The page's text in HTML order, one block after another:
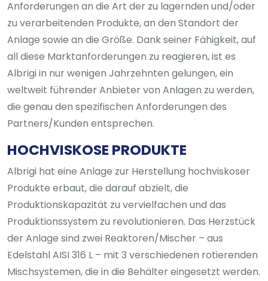
Anforderungen an die Art der zu lagernden und/oder
zu verarbeitenden Produkte, an den Standort der
Anlage sowie an die Größe. Dank seiner Fähigkeit, auf
all diese Marktanforderungen zu reagieren, ist es
Albrigi in nur wenigen Jahrzehnten gelungen, ein
weltweit führender Anbieter von Anlagen zu werden,
die genau den spezifischen Anforderungen des
Partners/Kunden entsprechen.
HOCHVISKOSE PRODUKTE
Albrigi hat eine Anlage zur Herstellung hochviskoser
Produkte erbaut, die darauf abzielt, die
Produktionskapazität zu vervielfachen und das
Produktionssystem zu revolutionieren. Das Herzstück
der Anlage sind zwei Reaktoren/Mischer – aus
Edelstahl AISI 316 L – mit 3 verschiedenen rotierenden
Mischsystemen, die in die Behälter eingesetzt werden.